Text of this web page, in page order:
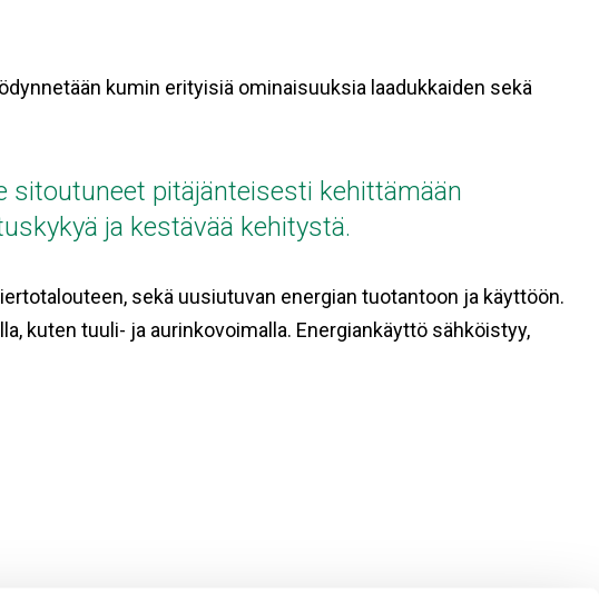
kumin erityisiä ominaisuuksia laadukkaiden sekä
sitoutuneet pitäjänteisesti kehittämään
ja kestävää kehitystä.
sekä uusiutuvan energian tuotantoon ja käyttöön.
kuten tuuli- ja aurinkovoimalla. Energiankäyttö sähköistyy,